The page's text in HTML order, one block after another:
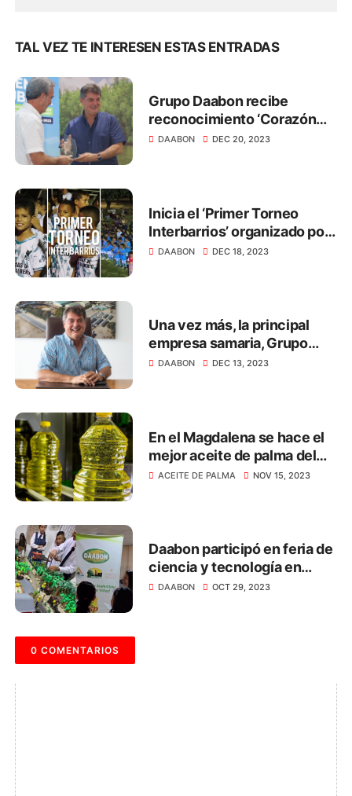
TAL VEZ TE INTERESEN ESTAS ENTRADAS
Grupo Daabon recibe
reconocimiento ‘Corazón
Verde’ de Corpamag
DAABON DEC 20, 2023
Inicia el ‘Primer Torneo
Interbarrios’ organizado por
el Grupo Daabon
DAABON DEC 18, 2023
Una vez más, la principal
empresa samaria, Grupo
Daabon, demuestra que su
DAABON DEC 13, 2023
En el Magdalena se hace el
mejor aceite de palma del
Mundo
ACEITE DE PALMA NOV 15, 2023
Daabon participó en feria de
ciencia y tecnología en
colegio agropecuario de
DAABON OCT 29, 2023
0 COMENTARIOS